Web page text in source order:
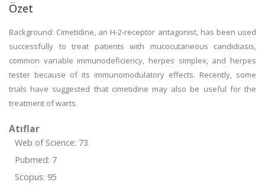
Özet
Background: Cimetidine, an H-2-receptor antagonist, has been used
successfully to treat patients with mucocutaneous candidiasis,
common variable immunodeficiency, herpes simplex, and herpes
tester because of its immunomodulatory effects. Recently, some
trials have suggested that cimetidine may also be useful for the
treatment of warts.
Atıflar
Web of Science: 73
Pubmed: 7
Scopus: 95